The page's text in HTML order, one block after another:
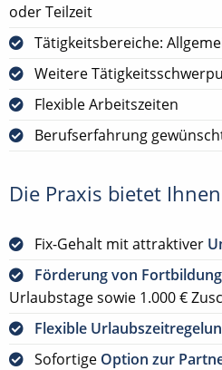
oder Teilzeit
Tätigkeitsbereiche:
Weitere
Flexible Arbeitszeiten
Berufserfahrung
Die Praxis bietet
Fix-Gehalt mit attraktiver
Förderung von
Urlaubstage sowie 1.000 €
Flexible
Sofortige Option zur